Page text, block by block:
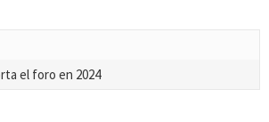
administración es encontrar gente que
el foro en 2024